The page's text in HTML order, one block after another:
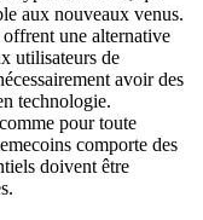
aux nouveaux venus.
une alternative
utilisateurs de
avoir des
technologie.
pour toute
comporte des
doivent être